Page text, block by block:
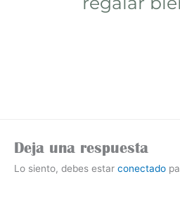
Deja una respuesta
Lo siento, debes estar conectado